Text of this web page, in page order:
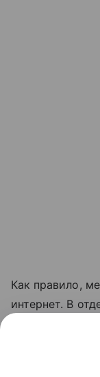
Как правило,
интернет. В